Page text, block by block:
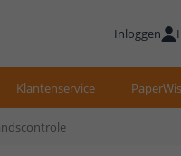
Inloggen
Klantenservice